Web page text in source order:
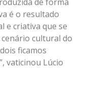
é o resultado
e criativa que se
cultural do
ficamos
vaticinou Lúcio